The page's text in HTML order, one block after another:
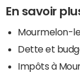
En savoir
Mourmelon-
Dette et
Impôts à